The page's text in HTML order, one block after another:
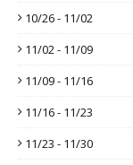
10/26 - 11/02
11/02 - 11/09
11/09 - 11/16
11/16 - 11/23
11/23 - 11/30